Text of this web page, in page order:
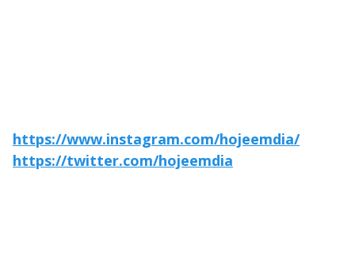
https://www.instagram.com/hojeemdia/
https://twitter.com/hojeemdia